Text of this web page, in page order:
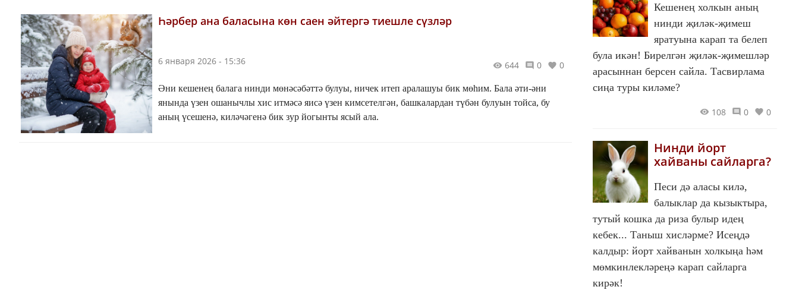
Һәрбер ана баласына көн саен әйтергә тиешле сүзләр
6 января 2026 - 15:36 644 0 0
Әни кешенең балага нинди мөнәсәбәттә булуы, ничек итеп аралашуы бик мөһим. Бала әти-әни
янында үзен ошанычлы хис итмәсә яисә үзен кимсетелгән, башкалардан түбән булуын тойса, бу
аның үсешенә, киләчәгенә бик зур йогынты ясый ала.
Кешенең холкын аның
нинди җиләк-җимеш
яратуына карап та белеп
була икән! Бирелгән җиләк-җимешләр
арасыннан берсен сайла. Тасвирлама
сиңа туры киләме?
108 0 0
Нинди йорт
хайваны сайларга?
Песи дә аласы килә,
балыклар да кызыктыра,
тутый кошка да риза булыр идең
кебек... Таныш хисләрме? Исеңдә
калдыр: йорт хайванын холкыңа һәм
мөмкинлекләреңә карап сайларга
кирәк!